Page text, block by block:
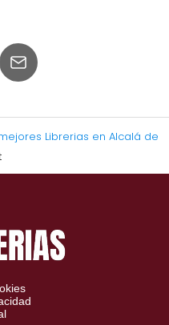
Librerias en Alcalá de